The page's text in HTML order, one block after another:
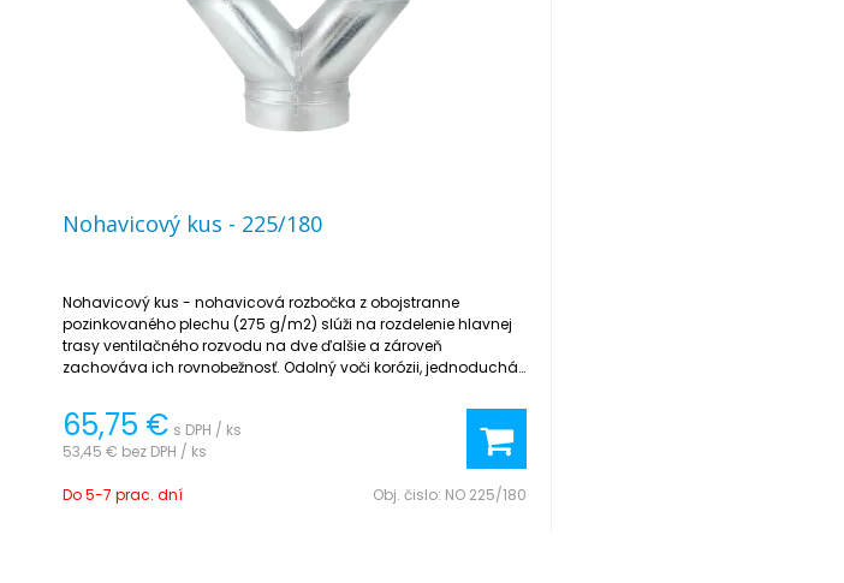
Nohavicový kus - 225/180
Nohavicový kus - nohavicová rozbočka z obojstranne
pozinkovaného plechu (275 g/m2) slúži na rozdelenie hlavnej
trasy ventilačného rozvodu na dve ďalšie a zároveň
zachováva ich rovnobežnosť. Odolný voči korózii, jednoduchá
65,75 € s DPH / ks
53,45 € bez DPH / ks
Do 5-7 prac. dní Obj. čislo: NO 225/180